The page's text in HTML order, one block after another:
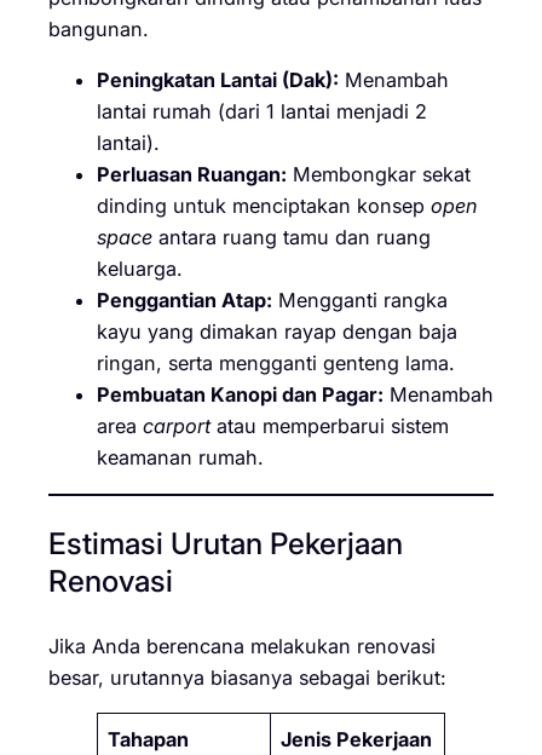
bangunan.
Peningkatan Lantai (Dak): Menambah
lantai rumah (dari 1 lantai menjadi 2
lantai).
Perluasan Ruangan: Membongkar sekat
dinding untuk menciptakan konsep open
space antara ruang tamu dan ruang
keluarga.
Penggantian Atap: Mengganti rangka
kayu yang dimakan rayap dengan baja
ringan, serta mengganti genteng lama.
Pembuatan Kanopi dan Pagar: Menambah
area carportatau memperbarui sistem
keamanan rumah.
Estimasi Urutan Pekerjaan
Renovasi
Jika Anda berencana melakukan renovasi
besar, urutannya biasanya sebagai berikut:
Tahapan Jenis Pekerjaan